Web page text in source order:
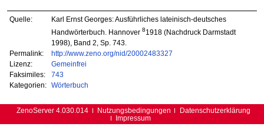
Quelle:
Karl Ernst Georges: Ausführliches lateinisch-deutsches
Handwörterbuch. Hannover 81918 (Nachdruck Darmstadt
1998), Band 2, Sp. 743.
Permalink:
http://www.zeno.org/nid/20002483327
Lizenz:
Gemeinfrei
Faksimiles:
743
Kategorien:
Wörterbuch
ZenoServer 4.030.014 Nutzungsbedingungen
Datenschutzerklärung
Impressum